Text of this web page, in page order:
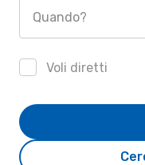
Quando?
Voli diretti